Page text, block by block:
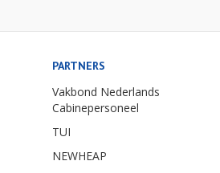
PARTNERS
Vakbond Nederlands
Cabinepersoneel
TUI
NEWHEAP